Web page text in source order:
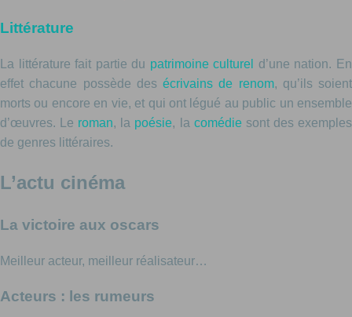
Littérature
La littérature fait partie du patrimoine culturel
d’une nation. En
effet chacune possède des écrivains de renom, qu’ils soient
morts ou encore en vie, et qui ont légué au public un ensemble
d’œuvres. Le roman, la poésie, la comédiesont des exemples
de genres littéraires.
L’actu cinéma
La victoire aux oscars
Meilleur acteur, meilleur réalisateur…
Acteurs : les rumeurs